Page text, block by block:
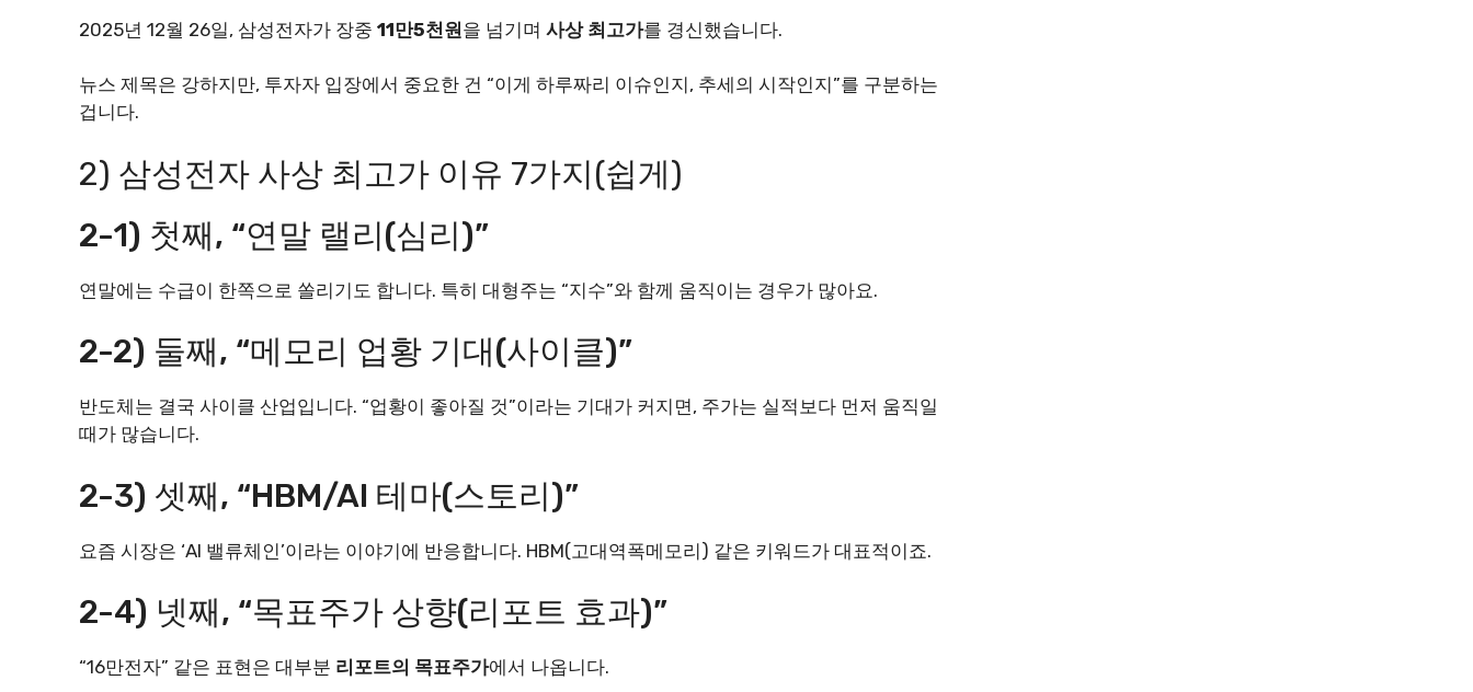
2025년 12월 26일, 삼성전자가 장중 11만5천원을 넘기며 사상 최고가를 경신했습니다.
뉴스 제목은 강하지만, 투자자 입장에서 중요한 건 “이게 하루짜리 이슈인지, 추세의 시작인지”를 구분하는
겁니다.
2) 삼성전자 사상 최고가 이유 7가지(쉽게)
2-1) 첫째, “연말 랠리(심리)”
연말에는 수급이 한쪽으로 쏠리기도 합니다. 특히 대형주는 “지수”와 함께 움직이는 경우가 많아요.
2-2) 둘째, “메모리 업황 기대(사이클)”
반도체는 결국 사이클 산업입니다. “업황이 좋아질 것”이라는 기대가 커지면, 주가는 실적보다 먼저 움직일
때가 많습니다.
2-3) 셋째, “HBM/AI 테마(스토리)”
요즘 시장은 ‘AI 밸류체인’이라는 이야기에 반응합니다. HBM(고대역폭메모리) 같은 키워드가 대표적이죠.
2-4) 넷째, “목표주가 상향(리포트 효과)”
“16만전자” 같은 표현은 대부분 리포트의 목표주가에서 나옵니다.